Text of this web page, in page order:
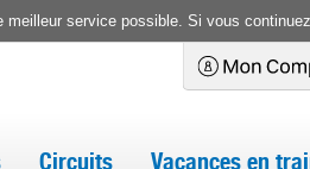
service possible. Si vous
Circuits Vacances en